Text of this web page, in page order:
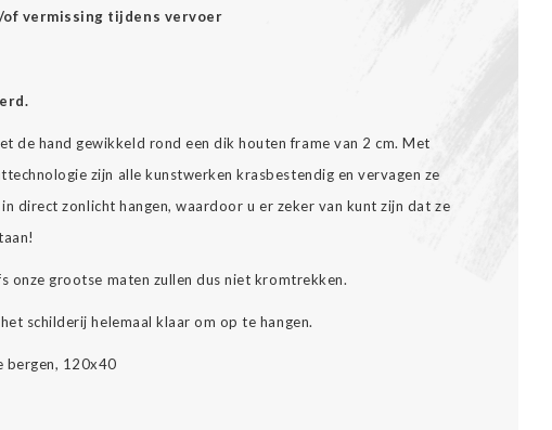
of vermissing tijdens vervoer
de hand gewikkeld rond een dik houten frame van 2 cm. Met
zijn alle kunstwerken krasbestendig en vervagen ze
direct zonlicht hangen, waardoor u er zeker van kunt zijn dat ze
onze grootse maten zullen dus niet kromtrekken.
schilderij helemaal klaar om op te hangen.
bergen, 120x40